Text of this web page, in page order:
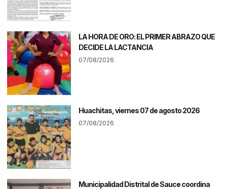
LA HORA DE ORO: EL PRIMER ABRAZO QUE
DECIDE LA LACTANCIA
07/08/2026
Huachitas, viernes 07 de agosto 2026
07/08/2026
Municipalidad Distrital de Sauce coordina